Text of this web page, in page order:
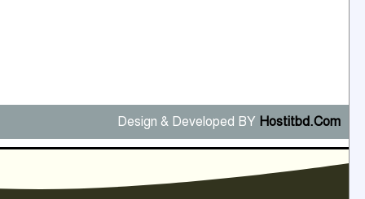
Design & Developed BY Hostitbd.Com